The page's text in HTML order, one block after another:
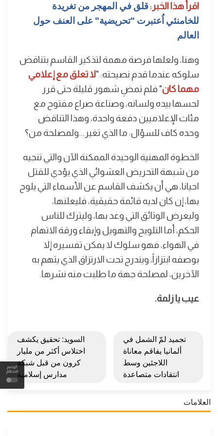
الوضع
المظلم
اقرأ هذا الخبر:قلق في المهجر من تغريدة
للخامنئي اُعتبرت "تحريضية" على العنف حول
العالم
وهنا، ولعلها فرصة مهمة لتذكير القاسم بتناقض
سلوكه عندما قدم نصيحته: "لا تعلق مع إعلامي
مهما كان" فلم تمضِ شهور قليلة حتى قرر
لحسها بيده ولسانه، وصناعة صراع مفتوح مع
مئات الإعلاميين دفعة واحدة، وهذا التناقض
وحده كاف للسؤال: ما الذي تغير...ولمصلحة من؟
الخطوة المهنية الوحيدة الممكنة الآن والتي تنجيه
من شبهة التحريض العشوائي الذي يؤدي للقتل
احيانا، هي أن يكشف القاسم عن الأسماء التي يلوح
بها، إن كان لديه قائمة حقيقية، فليعلنها،
وليعرض الوثائق التي وعد بها، وليترك للناس
الحكم، أما التلويح والتهويل وإبقاء ورقة الاتهام
في الهواء، فهو سلوك لا يمكن تفسيره إلا
بوصفه ابتزازاً، ويندرج تحت الارتزاق الذي يتهم به
الآخرين، لمصلحة جهة ما طلبت منه نشرها.
عيب يا زلمة.
تجميد لمّ الشمل في
ألمانيا يفاقم معاناة
اللاجئين وسط
انتقادات متصاعدة
السويد: تحقيق يكشف
اختلاس أكثر من مليار
كرون من قبل شبكة
مدارس إسلامية
العلامات